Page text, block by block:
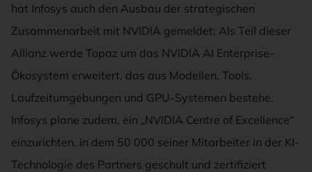
hat Infosys auch den Ausbau der strategischen
Zusammenarbeit mit NVIDIA gemeldet: Als Teil dieser
Allianz werde Topaz um das NVIDIA AI Enterprise-
Ökosystem erweitert, das aus Modellen, Tools,
Laufzeitumgebungen und GPU-Systemen bestehe.
Infosys plane zudem, ein „NVIDIA Centre of Excellence“
einzurichten, in dem 50 000 seiner Mitarbeiter in der KI-
Technologie des Partners geschult und zertifiziert